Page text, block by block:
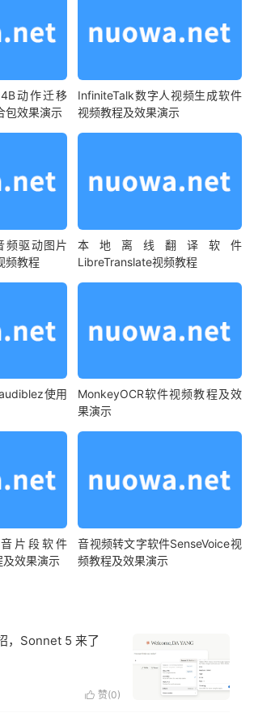
动作迁移
包效果演示
InfiniteTalk数字人视频生成软件
视频教程及效果演示
频驱动图片
频教程
本地离线翻译软件
LibreTranslate视频教程
使用
MonkeyOCR软件视频教程及效
果演示
片段软件
效果演示
音视频转文字软件SenseVoice视
频教程及效果演示
，Sonnet 5 来了
 赞(0)